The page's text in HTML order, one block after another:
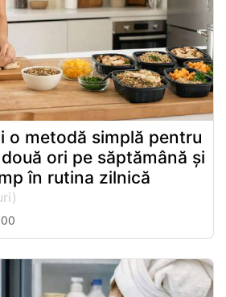
o metodă simplă pentru
ori pe săptămână și
în rutina zilnică